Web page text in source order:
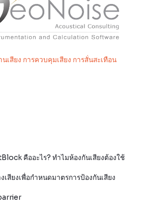
สียง การควบคุมเสียง การสั่นสะเทือน
คืออะไร? ทำไมห้องกันเสียงต้องใช้
เสียงเพื่อกำหนดมาตรการป้องกันเสียง